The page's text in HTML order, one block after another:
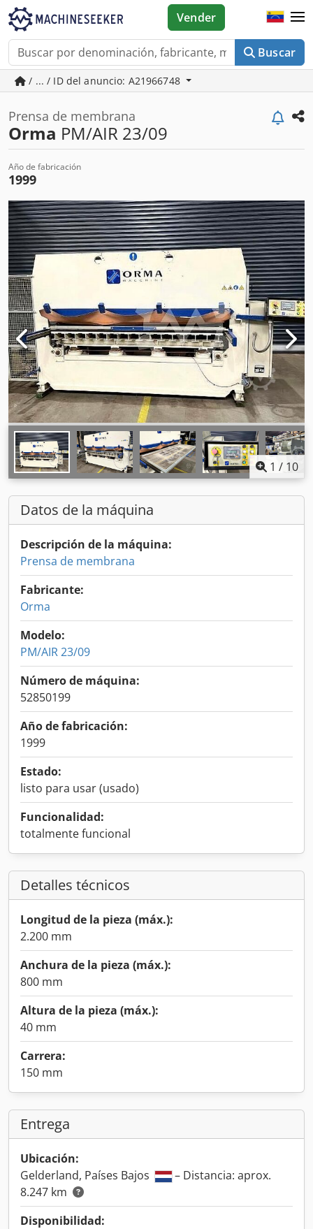
Buscar
Vender
/ ... / ID del anuncio: A21966748
Prensa de membrana
Orma PM/AIR 23/09
Año de fabricación
1999
1 / 10
Datos de la máquina
Descripción de la máquina:
Prensa de membrana
Fabricante:
Orma
Modelo:
PM/AIR 23/09
Número de máquina:
52850199
Año de fabricación:
1999
Estado:
listo para usar (usado)
Funcionalidad:
totalmente funcional
Detalles técnicos
Longitud de la pieza (máx.):
2.200 mm
Anchura de la pieza (máx.):
800 mm
Altura de la pieza (máx.):
40 mm
Carrera:
150 mm
Entrega
Ubicación:
Gelderland, Países Bajos
– Distancia: aprox.
8.247 km
Disponibilidad: